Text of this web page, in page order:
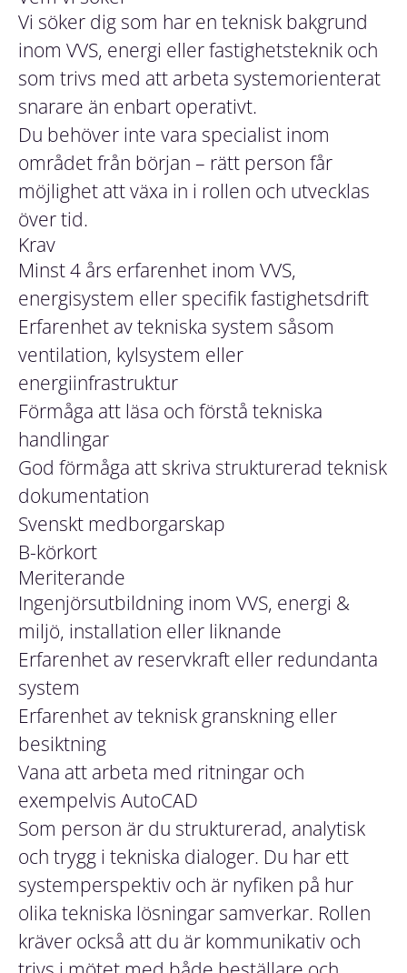
Vi söker dig som har en teknisk bakgrund
inom VVS, energi eller fastighetsteknik och
som trivs med att arbeta systemorienterat
snarare än enbart operativt.
Du behöver inte vara specialist inom
området från början – rätt person får
möjlighet att växa in i rollen och utvecklas
över tid.
Krav
Minst 4 års erfarenhet inom VVS,
energisystem eller specifik fastighetsdrift
Erfarenhet av tekniska system såsom
ventilation, kylsystem eller
energiinfrastruktur
Förmåga att läsa och förstå tekniska
handlingar
God förmåga att skriva strukturerad teknisk
dokumentation
Svenskt medborgarskap
B-körkort
Meriterande
Ingenjörsutbildning inom VVS, energi &
miljö, installation eller liknande
Erfarenhet av reservkraft eller redundanta
system
Erfarenhet av teknisk granskning eller
besiktning
Vana att arbeta med ritningar och
exempelvis AutoCAD
Som person är du strukturerad, analytisk
och trygg i tekniska dialoger. Du har ett
systemperspektiv och är nyfiken på hur
olika tekniska lösningar samverkar. Rollen
kräver också att du är kommunikativ och